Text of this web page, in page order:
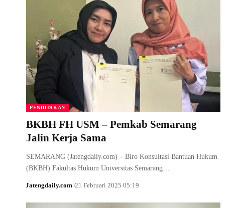
PENDIDIKAN
BKBH FH USM – Pemkab Semarang
Jalin Kerja Sama
SEMARANG (Jatengdaily.com) – Biro Konsultasi Bantuan Hukum
(BKBH) Fakultas Hukum Universitas Semarang…
Jatengdaily.com 21 Februari 2025 05:19